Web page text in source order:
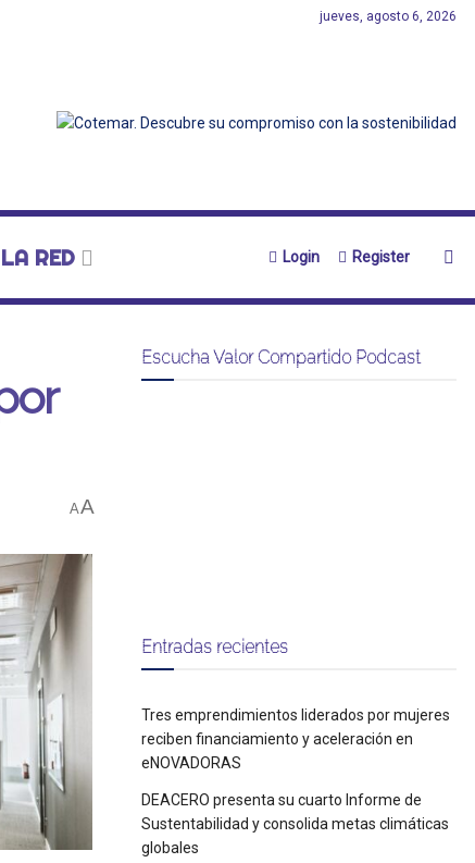
jueves, agosto 6, 2026
LA RED Login Register
AA
Escucha Valor Compartido Podcast
Entradas recientes
Tres emprendimientos liderados por mujeres
reciben financiamiento y aceleración en
eNOVADORAS
DEACERO presenta su cuarto Informe de
Sustentabilidad y consolida metas climáticas
globales